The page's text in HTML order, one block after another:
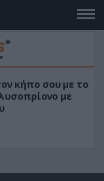
τριβόλι + VIP